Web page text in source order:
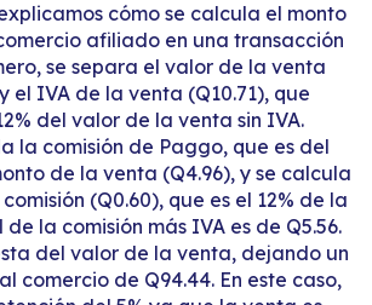
cómo se calcula el monto
afiliado en una transacción
se separa el valor de la venta
el IVA de la venta (Q10.71), que
del valor de la venta sin IVA.
la comisión de Paggo, que es del
de la venta (Q4.96), y se calcula
(Q0.60), que es el 12% de la
de la comisión más IVA es de Q5.56.
del valor de la venta, dejando un
comercio de Q94.44. En este caso,